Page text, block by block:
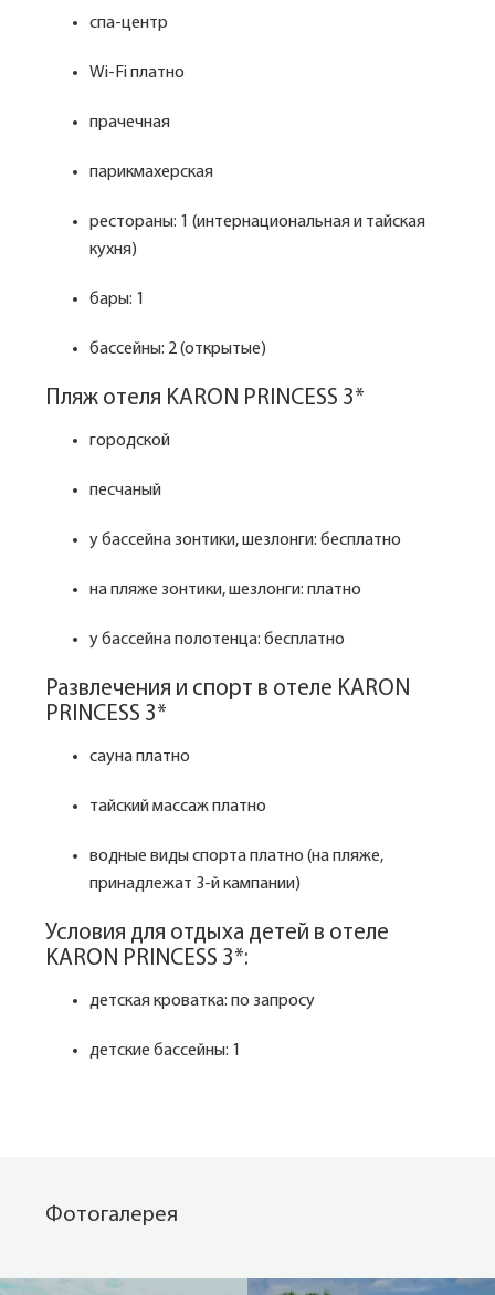
спа-центр
Wi-Fi платно
прачечная
парикмахерская
рестораны: 1 (интернациональная и тайская
кухня)
бары: 1
бассейны: 2 (открытые)
Пляж отеля KARON PRINCESS 3*
городской
песчаный
у бассейна зонтики, шезлонги: бесплатно
на пляже зонтики, шезлонги: платно
у бассейна полотенца: бесплатно
Развлечения и спорт в отеле KARON
PRINCESS 3*
сауна платно
тайский массаж платно
водные виды спорта платно (на пляже,
принадлежат 3-й кампании)
Условия для отдыха детей в отеле
KARON PRINCESS 3*:
детская кроватка: по запросу
детские бассейны: 1
Фотогалерея